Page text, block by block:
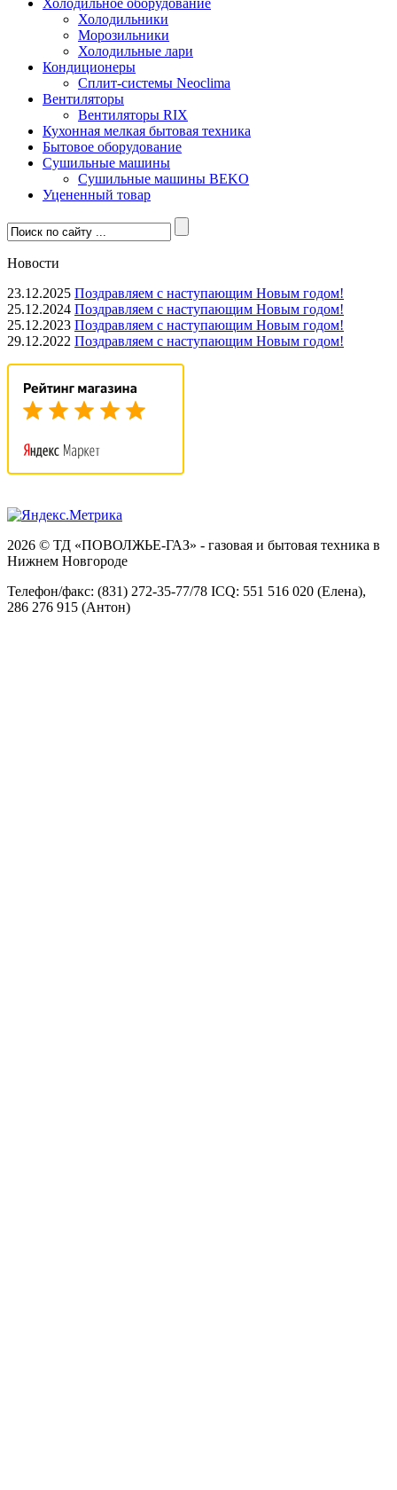
Холодильное оборудование
Холодильники
Морозильники
Холодильные лари
Кондиционеры
Сплит-системы Neoclima
Вентиляторы
Вентиляторы RIX
Кухонная мелкая бытовая техника
Бытовое оборудование
Сушильные машины
Сушильные машины BEKO
Уцененный товар
Новости
23.12.2025 Поздравляем с наступающим Новым годом!
25.12.2024 Поздравляем с наступающим Новым годом!
25.12.2023 Поздравляем с наступающим Новым годом!
29.12.2022 Поздравляем с наступающим Новым годом!
2026 © ТД «ПОВОЛЖЬЕ-ГАЗ» - газовая и бытовая техника в
Нижнем Новгороде
Телефон/факс: (831) 272-35-77/78 ICQ: 551 516 020 (Елена),
286 276 915 (Антон)